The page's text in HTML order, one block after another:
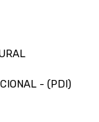
- (PDI)